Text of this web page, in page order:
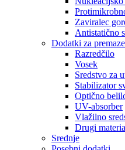
Zaviralec
Antistatično
Dodatki za premaze
Razredčilo
Vosek
Sredstvo za
Stabilizator
Optično
UV-absorber
Vlažilno
Drugi
Srednje